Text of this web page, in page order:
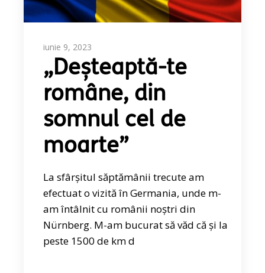
iunie 9, 2023
„Deșteaptă-te
române, din
somnul cel de
moarte”
La sfârșitul săptămânii trecute am
efectuat o vizită în Germania, unde m-
am întâlnit cu românii noștri din
Nürnberg. M-am bucurat să văd că și la
peste 1500 de km d